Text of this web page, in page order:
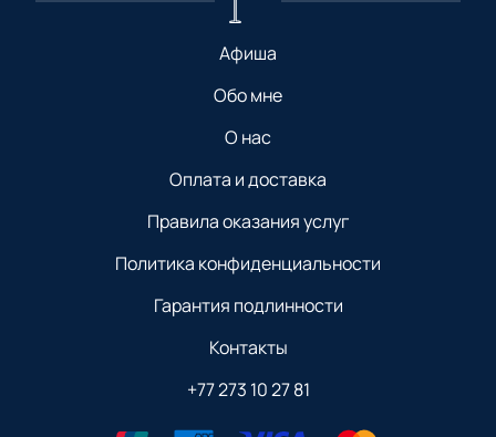
Афиша
Обо мне
О нас
Оплата и доставка
Правила оказания услуг
Политика конфиденциальности
Гарантия подлинности
Контакты
+77 273 10 27 81